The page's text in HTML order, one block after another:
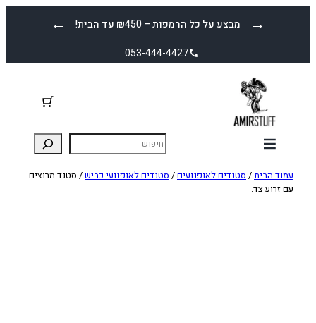
← מבצע על כל הרמפות – ₪450 עד הבית! →
053-444-4427
עמוד הבית/ סטנדים לאופנועים/ סטנדים לאופנועי כביש/ סטנד מרוצים
עם זרוע צד.